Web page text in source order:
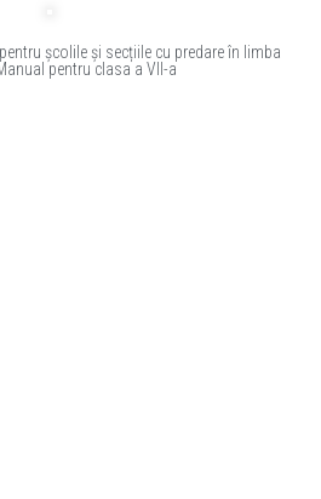
școlile și secțiile cu predare în limba
pentru clasa a VII-a